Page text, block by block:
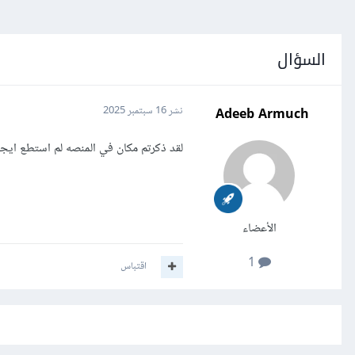
السؤال
Adeeb Armuch
الأعضاء
نشر16 سبتمبر 2025
لقد ذكرتم مكان في المنصه لم استطع
اقتباس